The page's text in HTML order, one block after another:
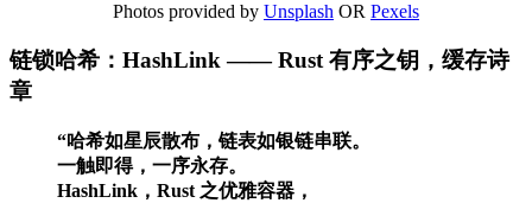
Photos provided by Unsplash OR Pexels
链锁哈希：HashLink ——Rust 有序之钥，缓存诗
章
“哈希如星辰散布，链表如银链串联。
一触即得，一序永存。
HashLink，Rust 之优雅容器，